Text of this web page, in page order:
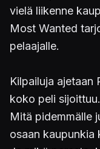
vielä liikenne
Most Wanted
pelaajalle.
Kilpailuja ajetaan
koko peli
Mitä pidemmälle
osaan kaupunkia